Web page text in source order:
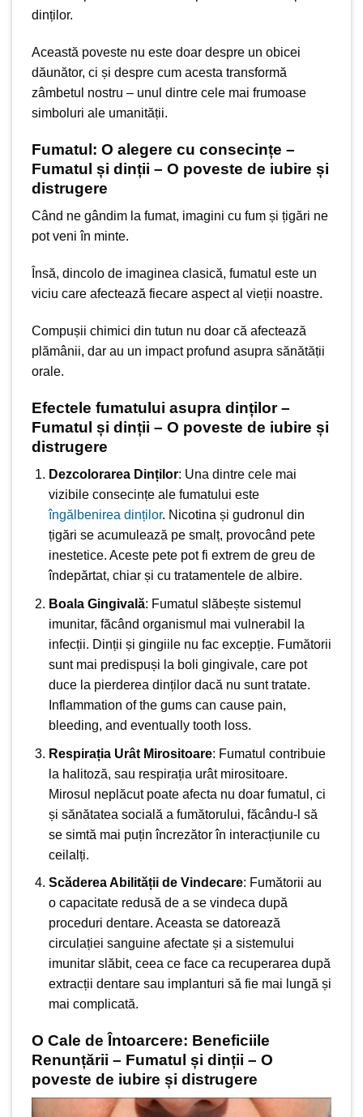
dinților.
Această poveste nu este doar despre un obicei
dăunător, ci și despre cum acesta transformă
zâmbetul nostru – unul dintre cele mai frumoase
simboluri ale umanității.
Fumatul: O alegere cu consecințe –
Fumatul și dinții – O poveste de iubire și
distrugere
Când ne gândim la fumat, imagini cu fum și țigări ne
pot veni în minte.
Însă, dincolo de imaginea clasică, fumatul este un
viciu care afectează fiecare aspect al vieții noastre.
Compușii chimici din tutun nu doar că afectează
plămânii, dar au un impact profund asupra sănătății
orale.
Efectele fumatului asupra dinților –
Fumatul și dinții – O poveste de iubire și
distrugere
Dezcolorarea Dinților: Una dintre cele mai
vizibile consecințe ale fumatului este
îngălbenirea dinților. Nicotina și gudronul din
țigări se acumulează pe smalț, provocând pete
inestetice. Aceste pete pot fi extrem de greu de
îndepărtat, chiar și cu tratamentele de albire.
Boala Gingivală: Fumatul slăbește sistemul
imunitar, făcând organismul mai vulnerabil la
infecții. Dinții și gingiile nu fac excepție. Fumătorii
sunt mai predispuși la boli gingivale, care pot
duce la pierderea dinților dacă nu sunt tratate.
Inflammation of the gums can cause pain,
bleeding, and eventually tooth loss.
Respirația Urât Mirositoare: Fumatul contribuie
la halitoză, sau respirația urât mirositoare.
Mirosul neplăcut poate afecta nu doar fumatul, ci
și sănătatea socială a fumătorului, făcându-l să
se simtă mai puțin încrezător în interacțiunile cu
ceilalți.
Scăderea Abilității de Vindecare: Fumătorii au
o capacitate redusă de a se vindeca după
proceduri dentare. Aceasta se datorează
circulației sanguine afectate și a sistemului
imunitar slăbit, ceea ce face ca recuperarea după
extracții dentare sau implanturi să fie mai lungă și
mai complicată.
O Cale de Întoarcere: Beneficiile
Renunțării – Fumatul și dinții – O
poveste de iubire și distrugere